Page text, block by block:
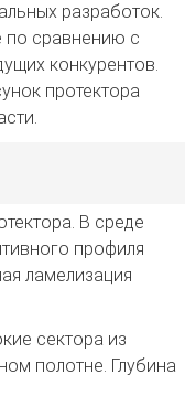
разработок.
по сравнению с
конкурентов.
протектора
В среде
профиля
ламелизация
сектора из
полотне. Глубина